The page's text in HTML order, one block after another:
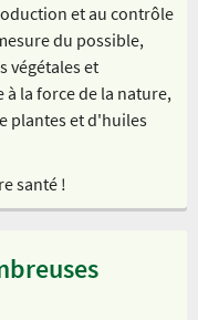
et au contrôle
du possible,
végétales et
la force de la nature,
plantes et d'huiles
santé !